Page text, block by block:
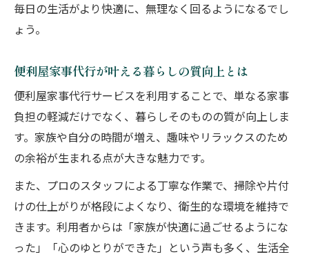
毎日の生活がより快適に、無理なく回るようになるでし
ょう。
便利屋家事代行が叶える暮らしの質向上とは
便利屋家事代行サービスを利用することで、単なる家事
負担の軽減だけでなく、暮らしそのものの質が向上しま
す。家族や自分の時間が増え、趣味やリラックスのため
の余裕が生まれる点が大きな魅力です。
また、プロのスタッフによる丁寧な作業で、掃除や片付
けの仕上がりが格段によくなり、衛生的な環境を維持で
きます。利用者からは「家族が快適に過ごせるようにな
った」「心のゆとりができた」という声も多く、生活全